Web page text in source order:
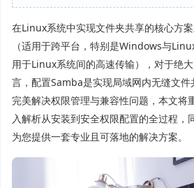
在Linux系统中实现文件夹共享的核心方
（适用于跨平台，特别是Windows与
用于Linux系统间的高速传输），对于绝
言，配置Samba是实现局域网内无缝文
完美解决权限管理与兼容性问题，本文将
入解析从安装到安全权限配置的全过程，
为您提供一套专业且可落地的解决方案。